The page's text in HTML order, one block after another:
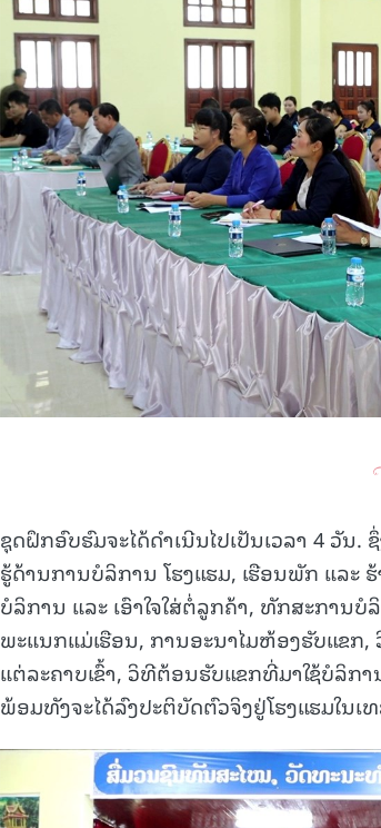
ຊຸດຝຶກອົບຮົມຈະໄດ້ດໍາເນີນໄປເປັນເວລາ 4 ວັ
ຮູ້ດ້ານການບໍລິການ ໂຮງແຮມ, ເຮືອນພັກ ແລ
ບໍລິການ ແລະ ເອົາໃຈໃສ່ຕໍ່ລູກຄ້າ, ທັກສະການ
ພະແນກແມ່ເຮືອນ, ການອະນາໄມຫ້ອງຮັບແຂ
ແຕ່ລະຄາບເຂົ້າ, ວິທີຕ້ອນຮັບແຂກທີ່ມາໃຊ້ບໍລິກ
ພ້ອມທັງຈະໄດ້ລົງປະຕິບັດຕົວຈິງຢູ່ໂຮງແຮມໃນເ